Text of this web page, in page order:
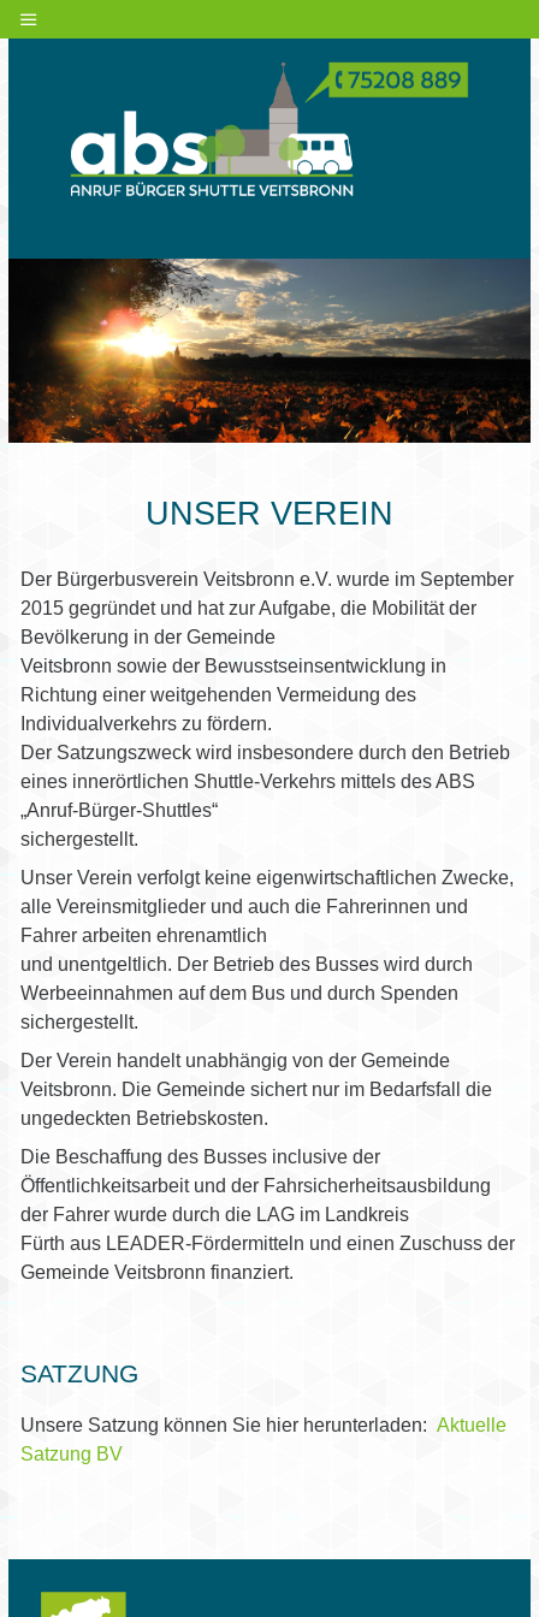
UNSER VEREIN
Der Bürgerbusverein Veitsbronn e.V. wurde im September
2015 gegründet und hat zur Aufgabe, die Mobilität der
Bevölkerung in der Gemeinde
Veitsbronn sowie der Bewusstseinsentwicklung in
Richtung einer weitgehenden Vermeidung des
Individualverkehrs zu fördern.
Der Satzungszweck wird insbesondere durch den Betrieb
eines innerörtlichen Shuttle-Verkehrs mittels des ABS
„Anruf-Bürger-Shuttles“
sichergestellt.
Unser Verein verfolgt keine eigenwirtschaftlichen Zwecke,
alle Vereinsmitglieder und auch die Fahrerinnen und
Fahrer arbeiten ehrenamtlich
und unentgeltlich. Der Betrieb des Busses wird durch
Werbeeinnahmen auf dem Bus und durch Spenden
sichergestellt.
Der Verein handelt unabhängig von der Gemeinde
Veitsbronn. Die Gemeinde sichert nur im Bedarfsfall die
ungedeckten Betriebskosten.
Die Beschaffung des Busses inclusive der
Öffentlichkeitsarbeit und der Fahrsicherheitsausbildung
der Fahrer wurde durch die LAG im Landkreis
Fürth aus LEADER-Fördermitteln und einen Zuschuss der
Gemeinde Veitsbronn finanziert.
SATZUNG
Unsere Satzung können Sie hier herunterladen: Aktuelle
Satzung BV